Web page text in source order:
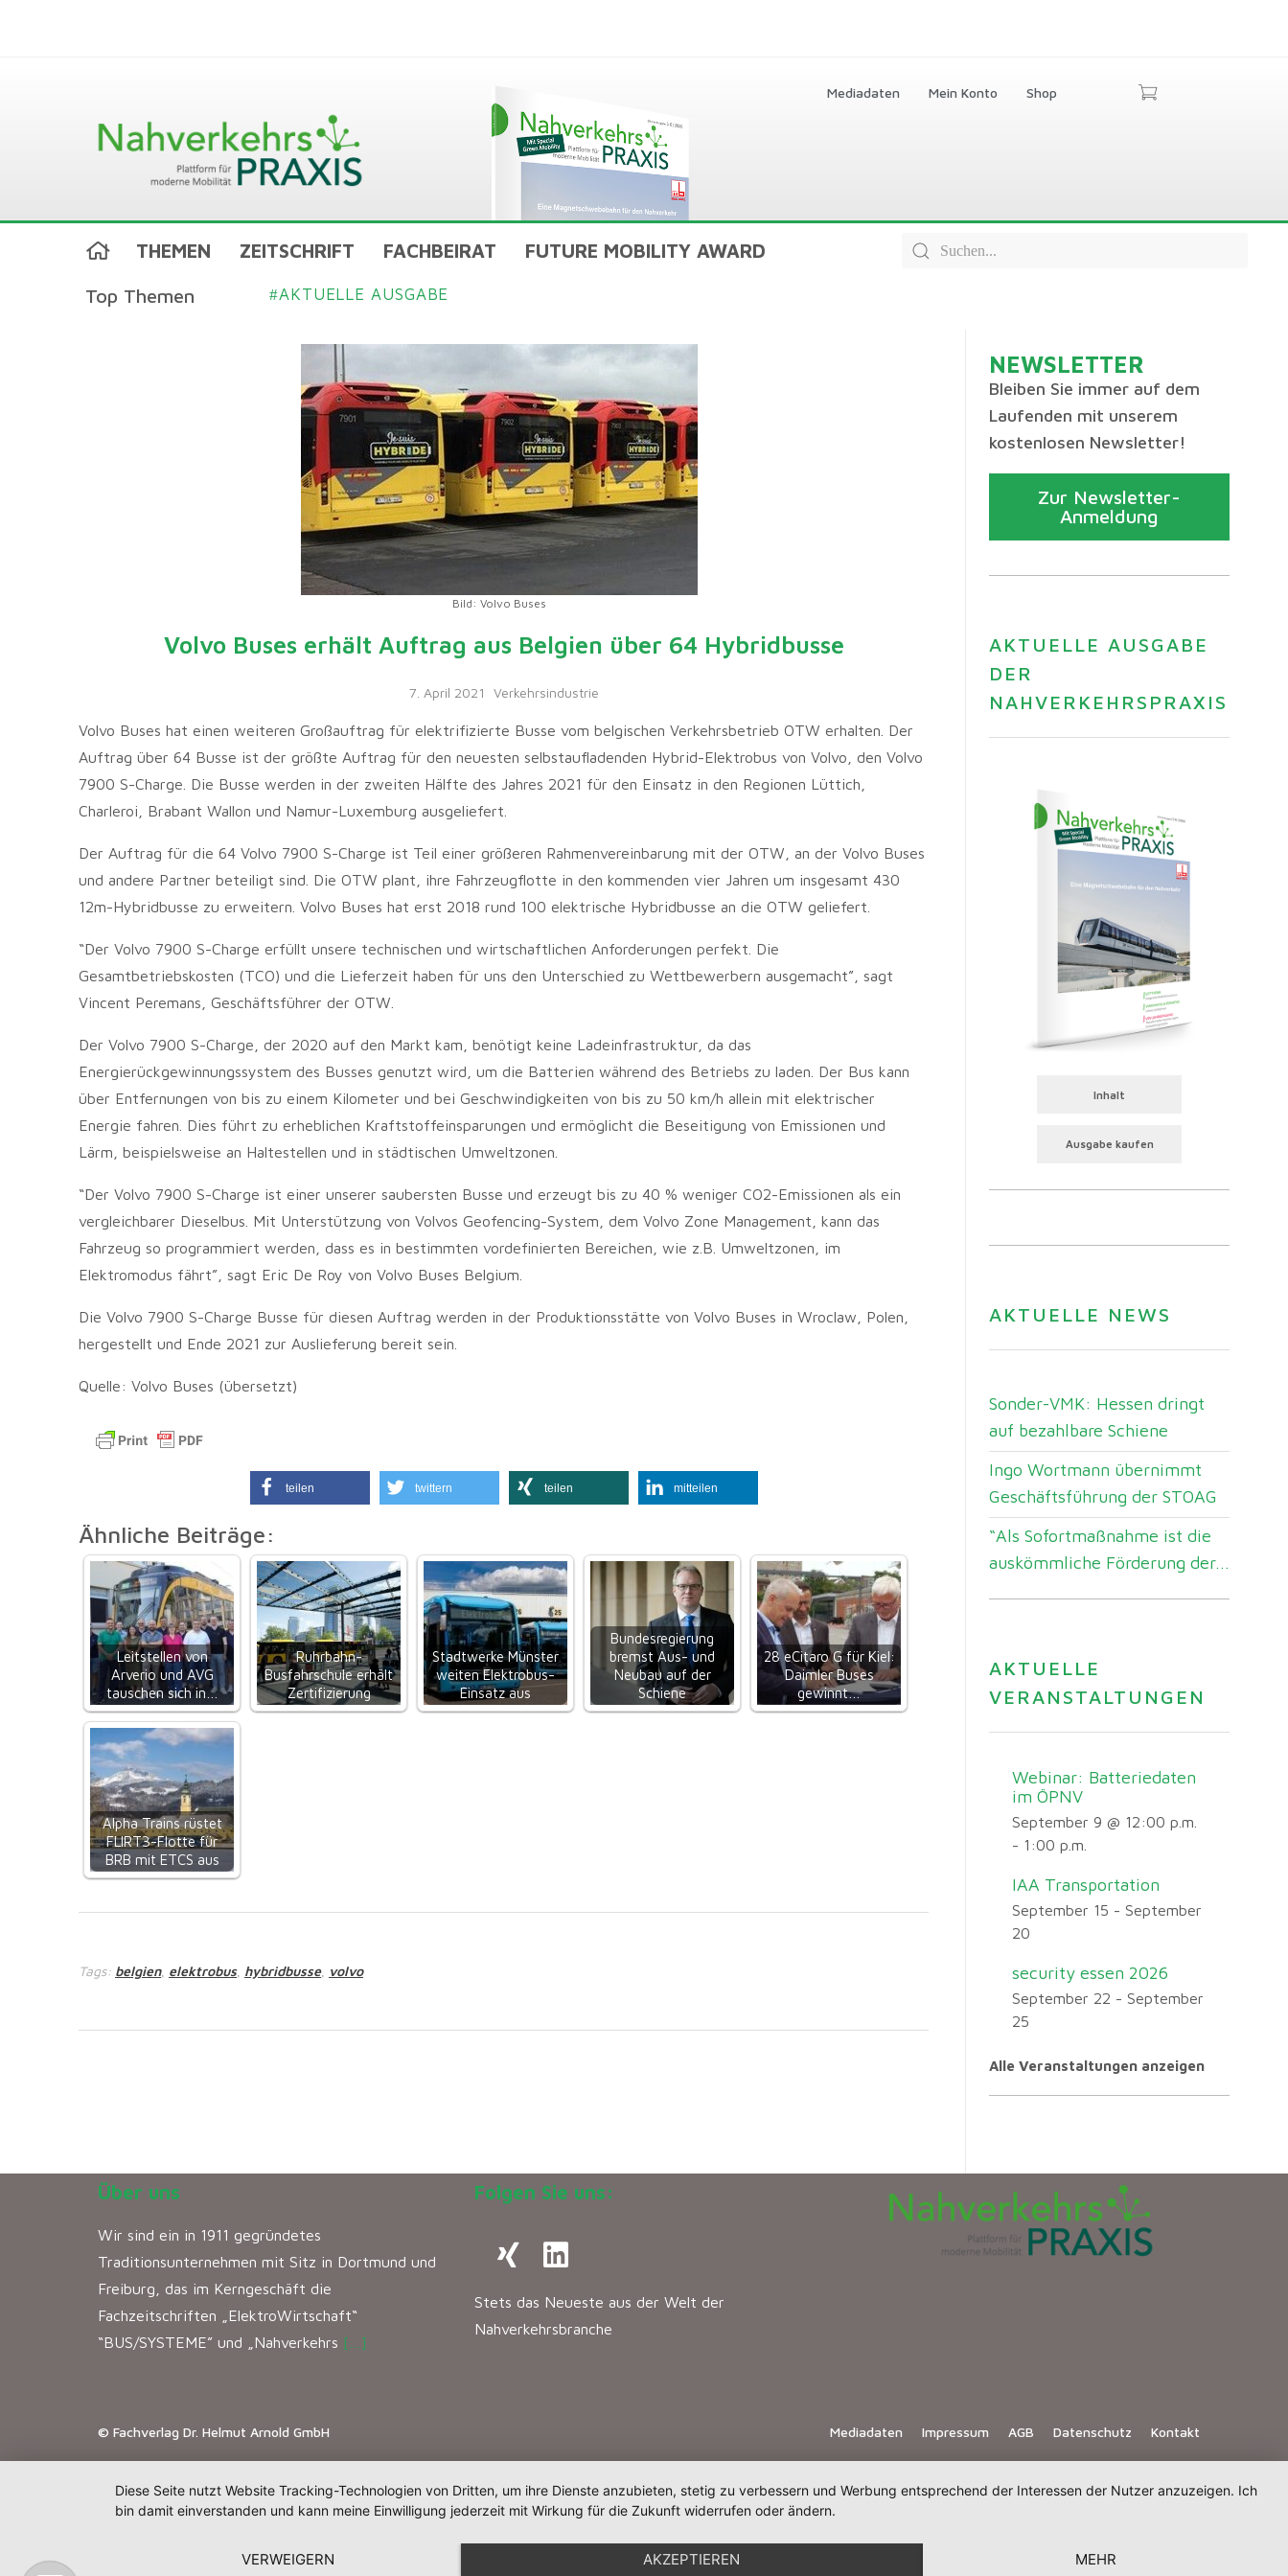
Mediadaten Mein Konto Shop
THEMEN ZEITSCHRIFT FACHBEIRAT FUTURE MOBILITY AWARD
Top Themen #AKTUELLE AUSGABE
Bild: Volvo Buses
Volvo Buses erhält Auftrag aus Belgien über 64 Hybridbusse
7. April 2021 Verkehrsindustrie
Volvo Buses hat einen weiteren Großauftrag für elektrifizierte Busse vom belgischen Verkehrsbetrieb OTW erhalten. Der
Auftrag über 64 Busse ist der größte Auftrag für den neuesten selbstaufladenden Hybrid-Elektrobus von Volvo, den Volvo
7900 S-Charge. Die Busse werden in der zweiten Hälfte des Jahres 2021 für den Einsatz in den Regionen Lüttich,
Charleroi, Brabant Wallon und Namur-Luxemburg ausgeliefert.
Der Auftrag für die 64 Volvo 7900 S-Charge ist Teil einer größeren Rahmenvereinbarung mit der OTW, an der Volvo Buses
und andere Partner beteiligt sind. Die OTW plant, ihre Fahrzeugflotte in den kommenden vier Jahren um insgesamt 430
12m-Hybridbusse zu erweitern. Volvo Buses hat erst 2018 rund 100 elektrische Hybridbusse an die OTW geliefert.
“Der Volvo 7900 S-Charge erfüllt unsere technischen und wirtschaftlichen Anforderungen perfekt. Die
Gesamtbetriebskosten (TCO) und die Lieferzeit haben für uns den Unterschied zu Wettbewerbern ausgemacht”, sagt
Vincent Peremans, Geschäftsführer der OTW.
Der Volvo 7900 S-Charge, der 2020 auf den Markt kam, benötigt keine Ladeinfrastruktur, da das
Energierückgewinnungssystem des Busses genutzt wird, um die Batterien während des Betriebs zu laden. Der Bus kann
über Entfernungen von bis zu einem Kilometer und bei Geschwindigkeiten von bis zu 50 km/h allein mit elektrischer
Energie fahren. Dies führt zu erheblichen Kraftstoffeinsparungen und ermöglicht die Beseitigung von Emissionen und
Lärm, beispielsweise an Haltestellen und in städtischen Umweltzonen.
“Der Volvo 7900 S-Charge ist einer unserer saubersten Busse und erzeugt bis zu 40 % weniger CO2-Emissionen als ein
vergleichbarer Dieselbus. Mit Unterstützung von Volvos Geofencing-System, dem Volvo Zone Management, kann das
Fahrzeug so programmiert werden, dass es in bestimmten vordefinierten Bereichen, wie z.B. Umweltzonen, im
Elektromodus fährt”, sagt Eric De Roy von Volvo Buses Belgium.
Die Volvo 7900 S-Charge Busse für diesen Auftrag werden in der Produktionsstätte von Volvo Buses in Wroclaw, Polen,
hergestellt und Ende 2021 zur Auslieferung bereit sein.
Quelle: Volvo Buses (übersetzt)
teilen twittern teilen mitteilen
Ähnliche Beiträge:
Leitstellen von
Arverio und AVG
tauschen sich in…
Ruhrbahn-
Busfahrschule erhält
Zertifizierung
Stadtwerke Münster
weiten Elektrobus-
Einsatz aus
Bundesregierung
bremst Aus- und
Neubau auf der
Schiene
28 eCitaro G für Kiel:
Daimler Buses
gewinnt…
Alpha Trains rüstet
FLIRT3-Flotte für
BRB mit ETCS aus
Tags: belgien, elektrobus, hybridbusse, volvo
NEWSLETTER
Bleiben Sie immer auf dem
Laufenden mit unserem
kostenlosen Newsletter!
Zur Newsletter-
Anmeldung
AKTUELLE AUSGABE
DER
NAHVERKEHRSPRAXIS
Inhalt
Ausgabe kaufen
AKTUELLE NEWS
Sonder-VMK: Hessen dringt
auf bezahlbare Schiene
Ingo Wortmann übernimmt
Geschäftsführung der STOAG
“Als Sofortmaßnahme ist die
auskömmliche Förderung der...
AKTUELLE
VERANSTALTUNGEN
Webinar: Batteriedaten
im ÖPNV
September 9 @ 12:00 p.m.
- 1:00 p.m.
IAA Transportation
September 15 - September
20
security essen 2026
September 22 - September
25
Alle Veranstaltungen anzeigen
Über uns
Wir sind ein in 1911 gegründetes
Traditionsunternehmen mit Sitz in Dortmund und
Freiburg, das im Kerngeschäft die
Fachzeitschriften „ElektroWirtschaft“
“BUS/SYSTEME” und „Nahverkehrs […]
Folgen Sie uns:
Stets das Neueste aus der Welt der
Nahverkehrsbranche
© Fachverlag Dr. Helmut Arnold GmbH Mediadaten Impressum AGB Datenschutz Kontakt
Diese Seite nutzt Website Tracking-Technologien von Dritten, um ihre Dienste anzubieten, stetig zu verbessern und Werbung entsprechend der Interessen der Nutzer anzuzeigen. Ich
bin damit einverstanden und kann meine Einwilligung jederzeit mit Wirkung für die Zukunft widerrufen oder ändern.
VERWEIGERN AKZEPTIEREN MEHR